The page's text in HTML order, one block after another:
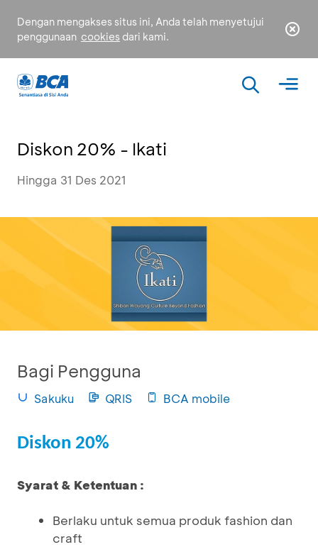
Dengan mengakses situs ini, Anda telah menyetujui
penggunaan cookies dari kami.
Diskon 20% - Ikati
Hingga 31 Des 2021
Bagi Pengguna
Sakuku QRIS BCA mobile
Diskon 20%
Syarat & Ketentuan :
Berlaku untuk semua produk fashion dan
craft